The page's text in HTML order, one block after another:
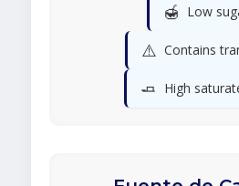
🍯 Low
⚠️ Contains
🧈 High